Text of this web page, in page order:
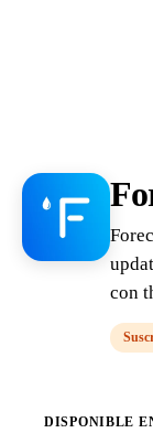
con
DISPONIBLE